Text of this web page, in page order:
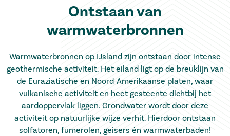
Ontstaan van
warmwaterbronnen
Warmwaterbronnen op IJsland zijn ontstaan door intense
geothermische activiteit. Het eiland ligt op de breuklijn van
de Euraziatische en Noord-Amerikaanse platen, waar
vulkanische activiteit en heet gesteente dichtbij het
aardoppervlak liggen. Grondwater wordt door deze
activiteit op natuurlijke wijze verhit. Hierdoor ontstaan
solfatoren, fumerolen, geisers én warmwaterbaden!